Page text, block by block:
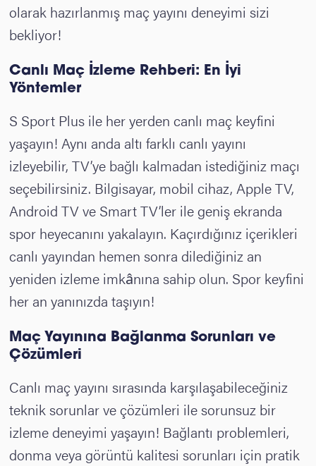
olarak hazırlanmış maç yayını deneyimi sizi
bekliyor!
Canlı Maç İzleme Rehberi: En İyi
Yöntemler
S Sport Plus ile her yerden canlı maç keyfini
yaşayın! Aynı anda altı farklı canlı yayını
izleyebilir, TV’ye bağlı kalmadan istediğiniz maçı
seçebilirsiniz. Bilgisayar, mobil cihaz, Apple TV,
Android TV ve Smart TV’ler ile geniş ekranda
spor heyecanını yakalayın. Kaçırdığınız içerikleri
canlı yayından hemen sonra dilediğiniz an
yeniden izleme imkânına sahip olun. Spor keyfini
her an yanınızda taşıyın!
Maç Yayınına Bağlanma Sorunları ve
Çözümleri
Canlı maç yayını sırasında karşılaşabileceğiniz
teknik sorunlar ve çözümleri ile sorunsuz bir
izleme deneyimi yaşayın! Bağlantı problemleri,
donma veya görüntü kalitesi sorunları için pratik